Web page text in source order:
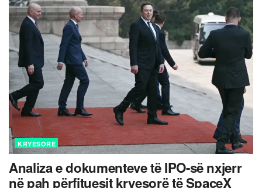
KRYESORE
Analiza e dokumenteve të IPO-së nxjerr
në pah përfituesit kryesorë të SpaceX